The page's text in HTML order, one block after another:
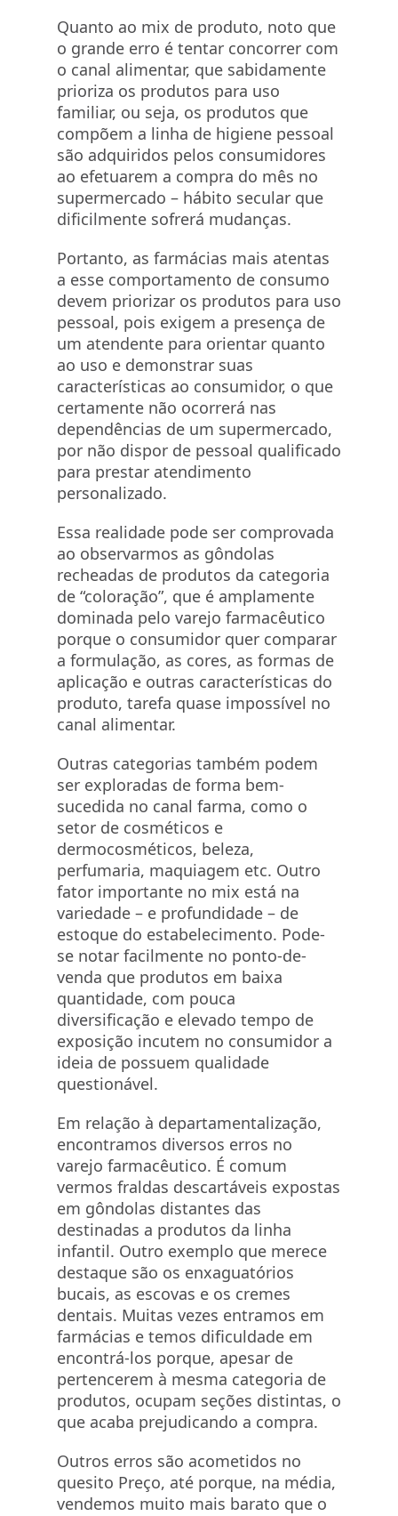
Quanto ao mix de produto, noto que
o grande erro é tentar concorrer com
o canal alimentar, que sabidamente
prioriza os produtos para uso
familiar, ou seja, os produtos que
compõem a linha de higiene pessoal
são adquiridos pelos consumidores
ao efetuarem a compra do mês no
supermercado – hábito secular que
dificilmente sofrerá mudanças.
Portanto, as farmácias mais atentas
a esse comportamento de consumo
devem priorizar os produtos para uso
pessoal, pois exigem a presença de
um atendente para orientar quanto
ao uso e demonstrar suas
características ao consumidor, o que
certamente não ocorrerá nas
dependências de um supermercado,
por não dispor de pessoal qualificado
para prestar atendimento
personalizado.
Essa realidade pode ser comprovada
ao observarmos as gôndolas
recheadas de produtos da categoria
de “coloração”, que é amplamente
dominada pelo varejo farmacêutico
porque o consumidor quer comparar
a formulação, as cores, as formas de
aplicação e outras características do
produto, tarefa quase impossível no
canal alimentar.
Outras categorias também podem
ser exploradas de forma bem-
sucedida no canal farma, como o
setor de cosméticos e
dermocosméticos, beleza,
perfumaria, maquiagem etc. Outro
fator importante no mix está na
variedade – e profundidade – de
estoque do estabelecimento. Pode-
se notar facilmente no ponto-de-
venda que produtos em baixa
quantidade, com pouca
diversificação e elevado tempo de
exposição incutem no consumidor a
ideia de possuem qualidade
questionável.
Em relação à departamentalização,
encontramos diversos erros no
varejo farmacêutico. É comum
vermos fraldas descartáveis expostas
em gôndolas distantes das
destinadas a produtos da linha
infantil. Outro exemplo que merece
destaque são os enxaguatórios
bucais, as escovas e os cremes
dentais. Muitas vezes entramos em
farmácias e temos dificuldade em
encontrá-los porque, apesar de
pertencerem à mesma categoria de
produtos, ocupam seções distintas, o
que acaba prejudicando a compra.
Outros erros são acometidos no
quesito Preço, até porque, na média,
vendemos muito mais barato que o